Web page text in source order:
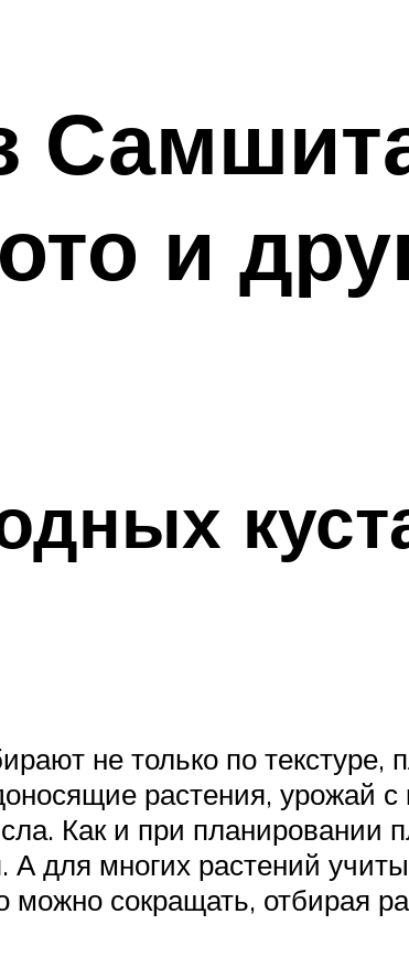
и
не только по текстуре,
растения, урожай с
Как и при планировании
А для многих растений
можно сокращать, отбирая